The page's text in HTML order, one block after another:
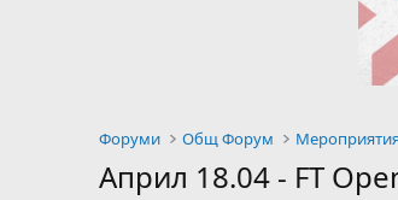
Форуми Общ Форум
Април 18.04 - FT